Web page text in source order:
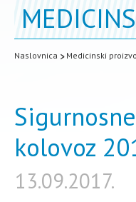
Naslovnica Medicinski
kolovoz
13.09.2017.